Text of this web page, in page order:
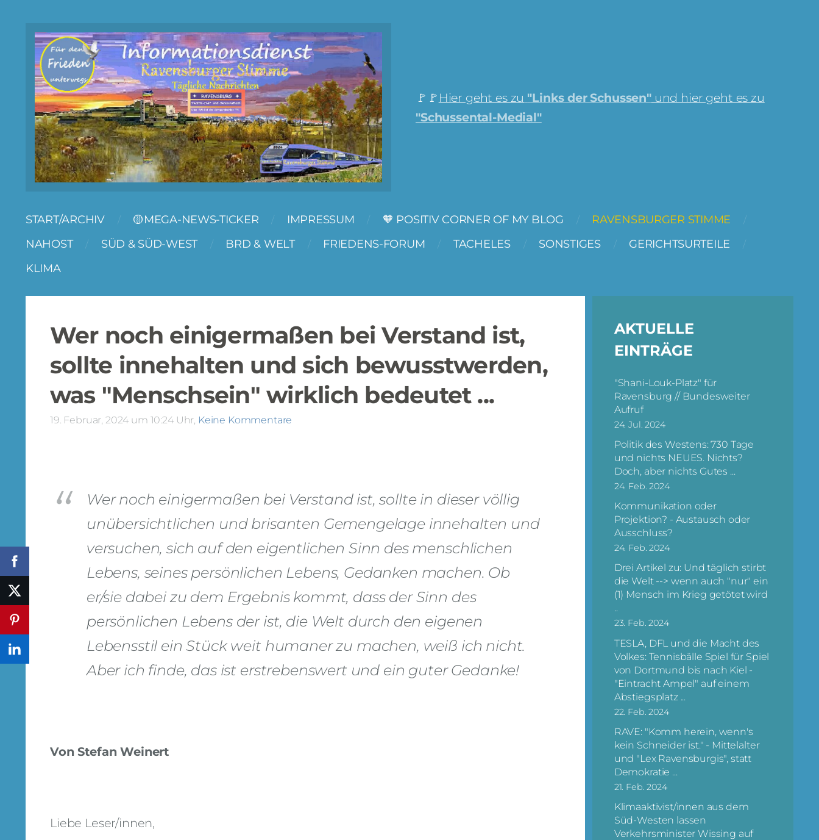
🚩🚩 Hier geht es zu "Links der Schussen"und hier geht es zu
"Schussental-Medial"
START/ARCHIV 🟡MEGA-NEWS-TICKER IMPRESSUM 🧡 POSITIV CORNER OF MY BLOG
RAVENSBURGER STIMME
NAHOST
SÜD & SÜD-WEST BRD & WELT FRIEDENS-FORUM TACHELES SONSTIGES
GERICHTSURTEILE
KLIMA
AKTUELLE
EINTRÄGE
"Shani-Louk-Platz" für
Ravensburg // Bundesweiter
Aufruf
24. Jul. 2024
Politik des Westens: 730 Tage
und nichts NEUES. Nichts?
Doch, aber nichts Gutes ...
24. Feb. 2024
Kommunikation oder
Projektion? - Austausch oder
Ausschluss?
24. Feb. 2024
Drei Artikel zu: Und täglich stirbt
die Welt --> wenn auch "nur" ein
(1) Mensch im Krieg getötet wird
..
23. Feb. 2024
TESLA, DFL und die Macht des
Volkes: Tennisbälle Spiel für Spiel
von Dortmund bis nach Kiel -
"Eintracht Ampel" auf einem
Abstiegsplatz ...
22. Feb. 2024
RAVE: "Komm herein, wenn's
kein Schneider ist." - Mittelalter
und "Lex Ravensburgis", statt
Demokratie ...
21. Feb. 2024
Klimaaktivist/innen aus dem
Süd-Westen lassen
Verkehrsminister Wissing auf
Wer noch einigermaßen bei Verstand ist,
sollte innehalten und sich bewusstwerden,
was "Menschsein" wirklich bedeutet ...
19. Februar, 2024 um 10:24 Uhr, Keine Kommentare
Wer noch einigermaßen bei Verstand ist, sollte in dieser völlig
unübersichtlichen und brisanten Gemengelage innehalten und
versuchen, sich auf den eigentlichen Sinn des menschlichen
Lebens, seines persönlichen Lebens, Gedanken machen. Ob
er/sie dabei zu dem Ergebnis kommt, dass der Sinn des
persönlichen Lebens der ist, die Welt durch den eigenen
Lebensstil ein Stück weit humaner zu machen, weiß ich nicht.
Aber ich finde, das ist erstrebenswert und ein guter Gedanke!
Von Stefan Weinert
Liebe Leser/innen,